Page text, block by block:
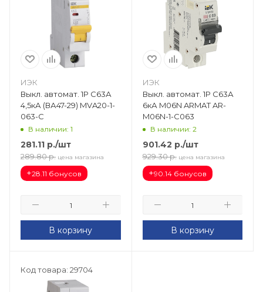
ИЭК
Выкл. автомат. 1Р С63А
4,5кА (ВА47-29) MVA20-1-
063-C
В наличии: 1
281.11 р./шт
289.80 р. цена магазина
+28.11 бонусов
В корзину
ИЭК
Выкл. автомат. 1Р С63А
6кА M06N ARMAT AR-
M06N-1-C063
В наличии: 2
901.42 р./шт
929.30 р. цена магазина
+90.14 бонусов
В корзину
Код товара: 29704